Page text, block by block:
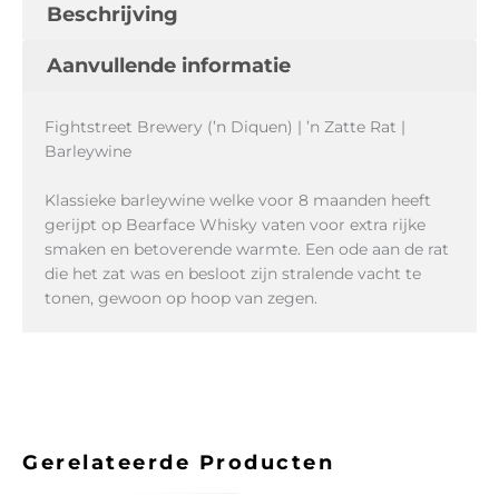
Gerelateerde Producten
Beschrijving
Aanvullende informatie
Fightstreet Brewery (’n Diquen) | ’n Zatte Rat |
Barleywine
Klassieke barleywine welke voor 8 maanden heeft
gerijpt op Bearface Whisky vaten voor extra rijke
smaken en betoverende warmte. Een ode aan de rat
die het zat was en besloot zijn stralende vacht te
tonen, gewoon op hoop van zegen.